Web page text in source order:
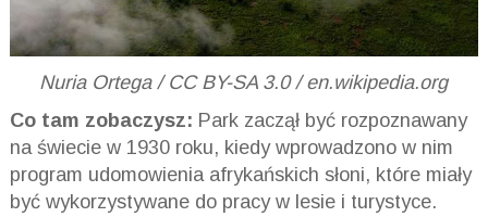
Nuria Ortega / CC BY-SA 3.0 / en.wikipedia.org
Co tam zobaczysz: Park zaczął być rozpoznawany
na świecie w 1930 roku, kiedy wprowadzono w nim
program udomowienia afrykańskich słoni, które miały
być wykorzystywane do pracy w lesie i turystyce.